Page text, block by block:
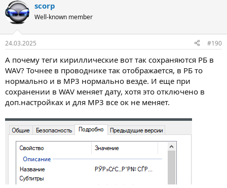
к
ц
и
scorp
Well-known member
24.03.2025 #190
А почему теги кириллические вот так сохраняются РБ в
WAV? Точнее в проводнике так отображается, в РБ то
нормально и в МР3 нормально везде. И еще при
сохранении в WAV меняет дату, хотя это отключено в
доп.настройках и для MP3 все ок не меняет.